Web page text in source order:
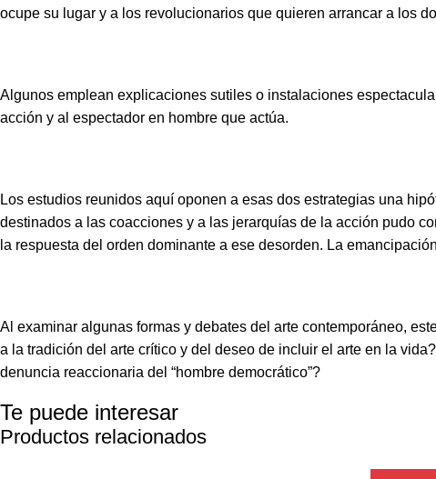
ocupe su lugar y a los revolucionarios que quieren arrancar a los
Algunos emplean explicaciones sutiles o instalaciones
acción y al espectador en hombre que actúa.
Los estudios reunidos aquí oponen a esas dos estrategias una
destinados a las coacciones y a las jerarquías de la acción pudo
la respuesta del orden dominante a ese desorden. La
Al examinar algunas formas y debates del arte contemporáneo,
a la tradición del arte crítico y del deseo de incluir el arte en la
denuncia reaccionaria del “hombre democrático”?
Te puede interesar
Productos relacionados